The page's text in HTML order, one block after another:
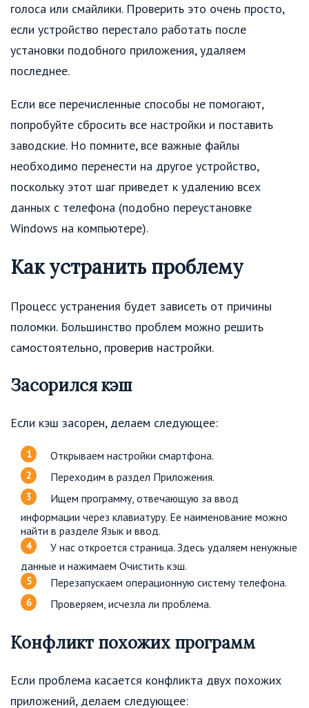
голоса или смайлики. Проверить это очень просто,
если устройство перестало работать после
установки подобного приложения, удаляем
последнее.
Если все перечисленные способы не помогают,
попробуйте сбросить все настройки и поставить
заводские. Но помните, все важные файлы
необходимо перенести на другое устройство,
поскольку этот шаг приведет к удалению всех
данных с телефона (подобно переустановке
Windows на компьютере).
Как устранить проблему
Процесс устранения будет зависеть от причины
поломки. Большинство проблем можно решить
самостоятельно, проверив настройки.
Засорился кэш
Если кэш засорен, делаем следующее:
Открываем настройки смартфона.
Переходим в раздел Приложения.
Ищем программу, отвечающую за ввод
информации через клавиатуру. Ее наименование можно
найти в разделе Язык и ввод.
У нас откроется страница. Здесь удаляем ненужные
данные и нажимаем Очистить кэш.
Перезапускаем операционную систему телефона.
Проверяем, исчезла ли проблема.
Конфликт похожих программ
Если проблема касается конфликта двух похожих
приложений, делаем следующее: